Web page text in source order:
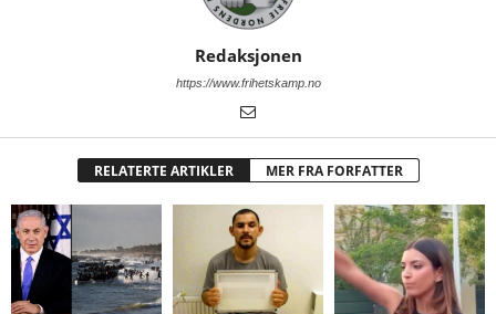
Redaksjonen
https://www.frihetskamp.no
RELATERTE ARTIKLER MER FRA FORFATTER